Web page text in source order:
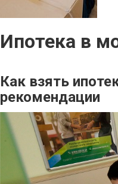
Ипотека в
Как взять
рекомендации